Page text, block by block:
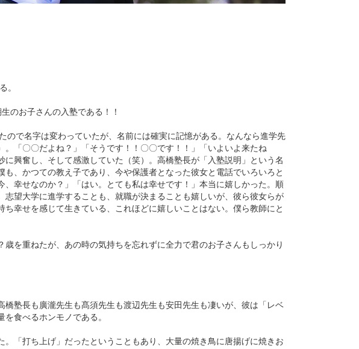
。
のお子さんの入塾である！！
ので名字は変わっていたが、名前には確実に記憶がある。なんなら進学先
「〇〇だよね？」「そうです！！〇〇です！！」「いよいよ来たね
興奮し、そして感激していた（笑）。高橋塾長が「入塾説明」という名
、かつての教え子であり、今や保護者となった彼女と電話でいろいろと
幸せなのか？」「はい。とても私は幸せです！」本当に嬉しかった。順
望大学に進学することも、就職が決まることも嬉しいが、彼ら彼女らが
幸せを感じて生きている、これほどに嬉しいことはない。僕ら教師にと
を重ねたが、あの時の気持ちを忘れずに全力で君のお子さんもしっかり
塾長も廣瀧先生も髙須先生も渡辺先生も安田先生も凄いが、彼は「レベ
食べるホンモノである。
「打ち上げ」だったということもあり、大量の焼き鳥に唐揚げに焼きお